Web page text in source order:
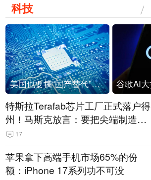
科技
美国也要搞“国产替代”？先算清三笔账
特斯拉Terafab芯片工厂正式落户得
州！马斯克放言：要把尖端制造带
回美国
17
苹果拿下高端手机市场65%的份
额：iPhone 17系列功不可没